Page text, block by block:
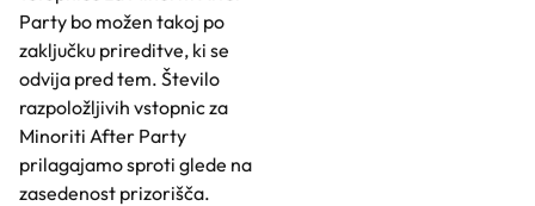
Party bo možen takoj po
zaključku prireditve, ki se
odvija pred tem. Število
razpoložljivih vstopnic za
Minoriti After Party
prilagajamo sproti glede na
zasedenost prizorišča.